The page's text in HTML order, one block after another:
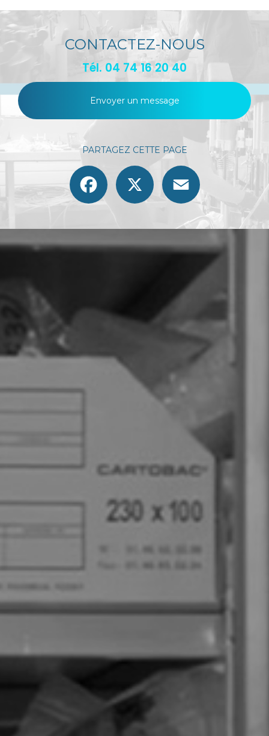
CONTACTEZ-NOUS
Tél. 04 74 16 20 40
Envoyer un message
PARTAGEZ CETTE PAGE
Facebook